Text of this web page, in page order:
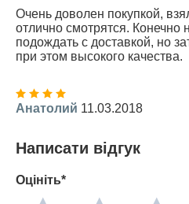
Очень доволен покупкой,
отлично смотрятся. Конечно
подождать с доставкой, но
при этом высокого качества.
Анатолий 11.03.2018
Написати відгук
Оцініть*